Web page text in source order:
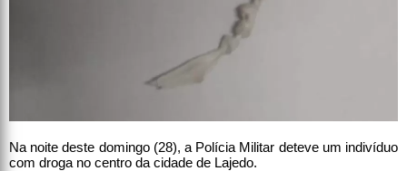
Na noite deste domingo (28), a Polícia Militar deteve um indivíduo
com droga no centro da cidade de Lajedo.